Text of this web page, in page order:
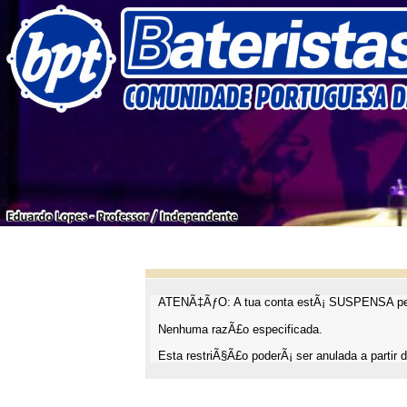
ATENÃ‡ÃƒO: A tua conta estÃ¡ SUSPENSA
Nenhuma razÃ£o especificada.
Esta restriÃ§Ã£o poderÃ¡ ser anulada a partir